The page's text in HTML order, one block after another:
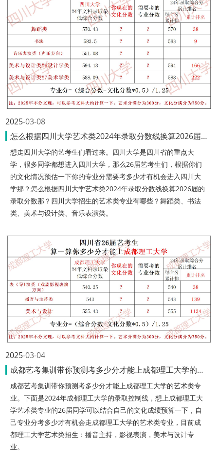
03-08
2025
怎么根据四川大学艺术类2024年录取分数线换算2026届的录取分数那？
想走四川大学的艺考生们看过来。四川大学是四川省的重点大
学，很多同学都想进入四川大学，那么26届艺考生们，根据你们
的文化情况预估一下你的专业分需要考多少才有机会进入四川大
学那？怎么根据四川大学艺术类2024年录取分数线换算2026届的
录取分数那？四川大学招生的艺术类专业有哪些？舞蹈类、书法
类、美术与设计类、音乐表演类。
03-04
2025
成都艺考集训带你预测考多少分才能上成都理工大学的艺术类专业
成都艺考集训带你预测考多少分才能上成都理工大学的艺术类专
业。下面是2024年成都理工大学的录取控制线，想上成都理工大
学艺术类专业的26届同学可以结合自己的文化成绩预算一下，自
己专业分考多少才有机会走成都理工大学的艺术类专业，目前成
都理工大学艺术类招生：播音主持，影视表演，美术与设计专
业。